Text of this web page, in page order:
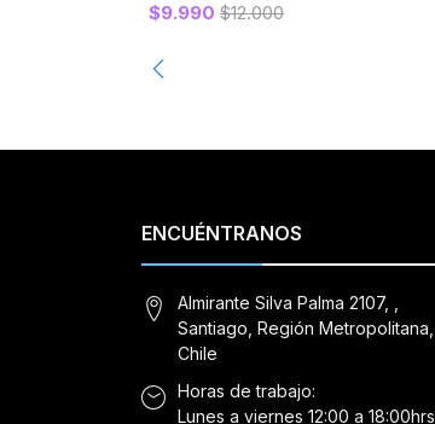
$9.990 $12.000
ENCUÉNTRANOS
Almirante Silva Palma 2107, ,
Santiago, Región Metropolitana,
Chile
Horas de trabajo:
Lunes a viernes 12:00 a 18:00hrs,